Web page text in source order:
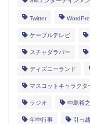
Twitter
ケーブルテレビ
スチャダラパー
ディズニーランド
マスコットキャラクタ
ラジオ 中島裕之
年中行事 引っ